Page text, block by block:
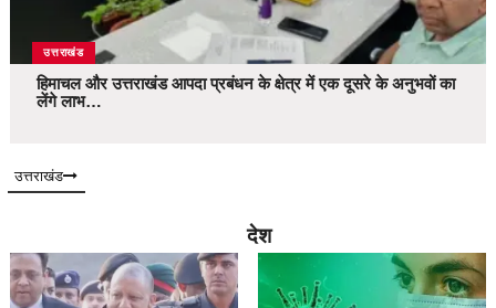
उत्तराखंड
हिमाचल और उत्तराखंड आपदा प्रबंधन के क्षेत्र में एक दूसरे के अनुभवों का
लेंगे लाभ…
उत्तराखंड
देश